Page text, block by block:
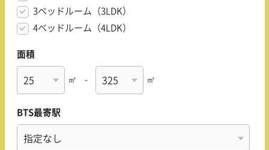
3ベッドルーム（3LDK）
4ベッドルーム（4LDK）
面積
㎡ - ㎡
BTS最寄駅